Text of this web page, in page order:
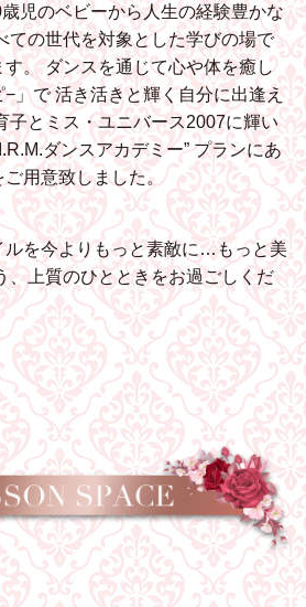
児のベビーから人生の経験豊かな
ての世代を対象とした学びの場で
。 ダンスを通じて心や体を癒し
−」で活き活きと輝く自分に出逢え
子とミス・ユニバース2007に輝い
ダンスアカデミー”プランにあ
用意致しました。
ルを今よりもっと素敵に…もっと美
、上質のひとときをお過ごしくだ